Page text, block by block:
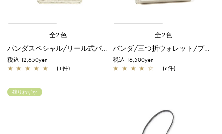
全2色
パンダスペシャル/リール式パスケース/シャンパンゴールド
税込 12,650yen
★ ★ ★ ★ ★ (1件)
全2色
パンダ/三つ折ウォレット/ブラック
税込 16,500yen
★ ★ ★ ★ ☆ (6件)
残りわずか